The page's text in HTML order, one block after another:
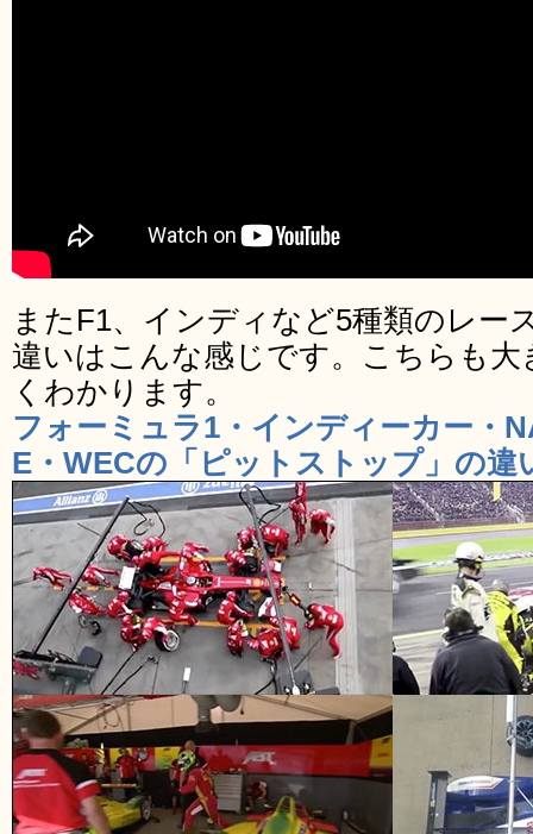
またF1、インディなど5種類のレー
違いはこんな感じです。こちらも
くわかります。
フォーミュラ1・インディーカー・
E・WECの「ピットストップ」の違